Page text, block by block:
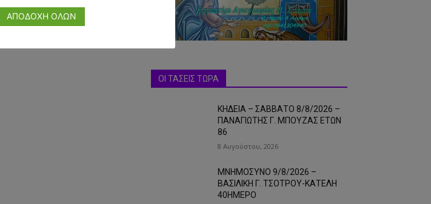
ΟΙ ΤΑΣΕΙΣ ΤΩΡΑ
ΚΗΔΕΙΑ – ΣΑΒΒΑΤΟ 8/8/2026 –
ΠΑΝΑΓΙΩΤΗΣ Γ. ΜΠΟΥΖΑΣ ΕΤΩΝ
86
8 Αυγούστου, 2026
ΜΝΗΜΟΣΥΝΟ 9/8/2026 –
ΒΑΣΙΛΙΚΗ Γ. ΤΣΟΤΡΟΥ-ΚΑΤΕΛΗ
40ΗΜΕΡΟ
ΑΠΟΔΟΧΗ ΟΛΩΝ